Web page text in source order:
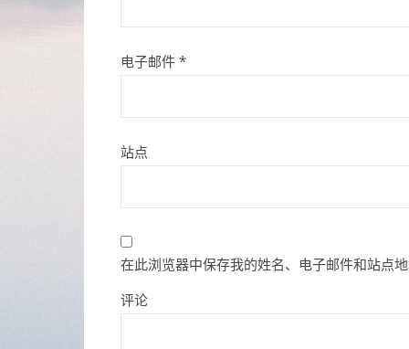
电子邮件 *
站点
在此浏览器中保存我的姓名、电子邮件和站点
评论